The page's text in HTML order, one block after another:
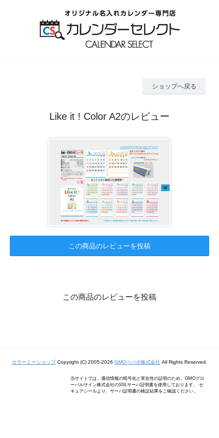
ショップへ戻る
Like it ! Color A2のレビュー
この商品のレビューを投稿
この商品のレビューを投稿
カラーミーショップCopyright (C) 2005-2026 GMOペパボ株式会社 All Rights Reserved.
当サイトでは、通信情報の暗号化と実在性の証明のため、GMOグロ
ーバルサイン株式会社のSSLサーバ証明書を使用しております。 セ
キュアシールより、サーバ証明書の検証結果をご確認ください。